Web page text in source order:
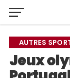
AUTRES
Jeux